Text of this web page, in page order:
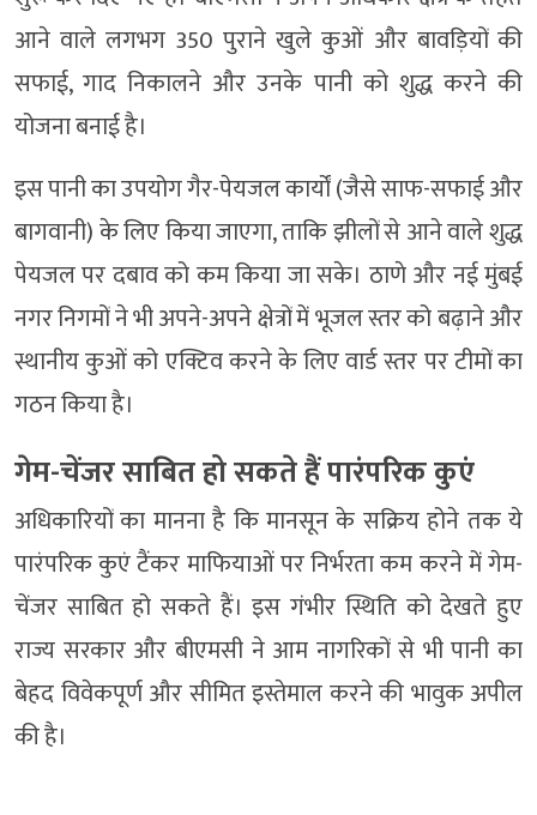
आने वाले लगभग 350 पुराने खुले कुओं और बावड़ियों की
सफाई, गाद निकालने और उनके पानी को शुद्ध करने की
योजना बनाई है।
इस पानी का उपयोग गैर-पेयजल कार्यों (जैसे साफ-सफाई और
बागवानी) के लिए किया जाएगा, ताकि झीलों से आने वाले शुद्ध
पेयजल पर दबाव को कम किया जा सके। ठाणे और नई मुंबई
नगर निगमों ने भी अपने-अपने क्षेत्रों में भूजल स्तर को बढ़ाने और
स्थानीय कुओं को एक्टिव करने के लिए वार्ड स्तर पर टीमों का
गठन किया है।
गेम-चेंजर साबित हो सकते हैं पारंपरिक कुएं
अधिकारियों का मानना है कि मानसून के सक्रिय होने तक ये
पारंपरिक कुएं टैंकर माफियाओं पर निर्भरता कम करने में गेम-
चेंजर साबित हो सकते हैं। इस गंभीर स्थिति को देखते हुए
राज्य सरकार और बीएमसी ने आम नागरिकों से भी पानी का
बेहद विवेकपूर्ण और सीमित इस्तेमाल करने की भावुक अपील
की है।